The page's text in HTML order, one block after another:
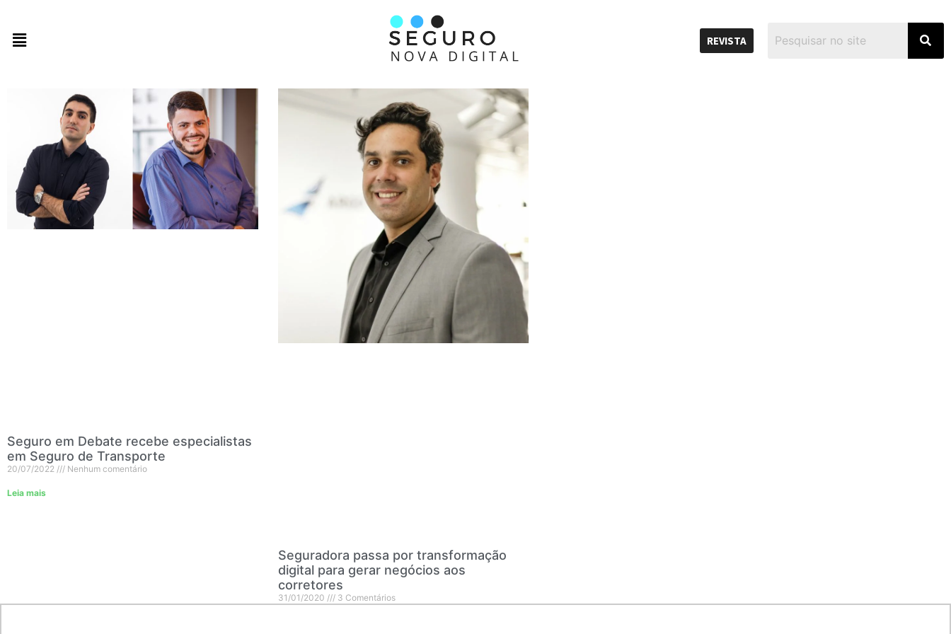
REVISTA
Seguro em Debate recebe especialistas
em Seguro de Transporte
20/07/2022 Nenhum comentário
Leia mais
Seguradora passa por transformação
digital para gerar negócios aos
corretores
31/01/2020 3 Comentários